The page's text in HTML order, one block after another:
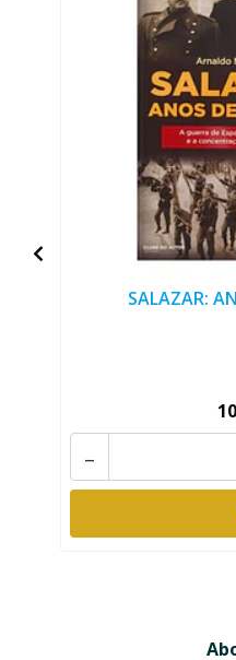
SALAZAR:
-